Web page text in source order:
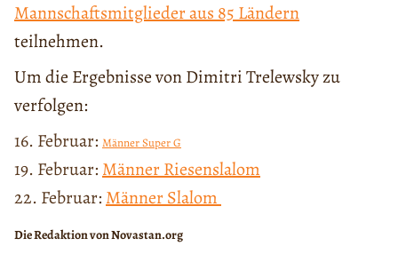
Mannschaftsmitglieder aus 85 Ländern
teilnehmen.
Um die Ergebnisse von Dimitri Trelewsky zu
verfolgen:
16. Februar: Männer Super G
19. Februar: Männer Riesenslalom
22. Februar: Männer Slalom
Die Redaktion von Novastan.org